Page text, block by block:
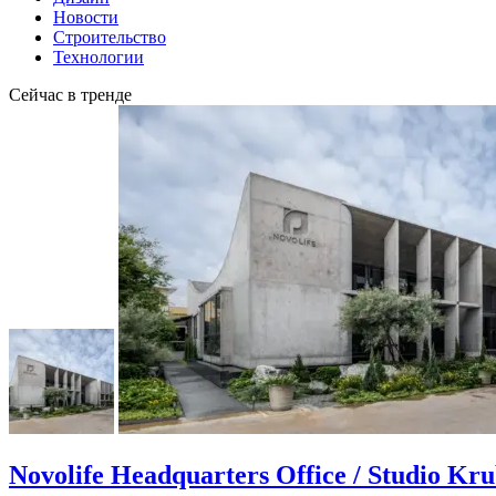
Новости
Строительство
Технологии
Сейчас в тренде
Novolife Headquarters Office / Studio